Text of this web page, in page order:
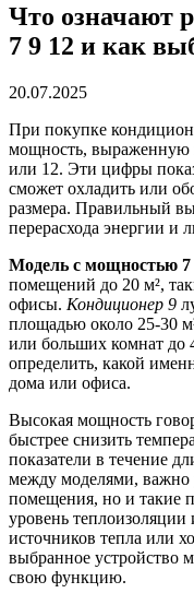
Что означают
7 9 12 и как
20.07.2025
При покупке
мощность, выраженную
или 12. Эти цифры
сможет охладить или
размера. Правильный
перерасхода энергии и
Модель с мощностью 7
помещений до 20 м²,
офисы. Кондиционер 9
площадью около 25-30
или больших комнат до
определить, какой
дома или офиса.
Высокая мощность
быстрее снизить
показатели в течение
между моделями, важно
помещения, но и такие
уровень
источников тепла или
выбранное устройство
свою функцию.